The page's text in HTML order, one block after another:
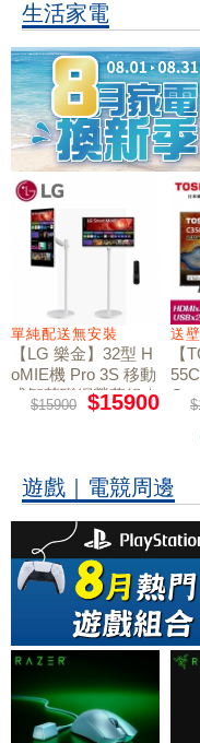
生活家電
禮
單純配送無安裝
【LG 樂金】32型 H
oMIE機 Pro 3S 移動
式智慧聯網螢幕組｜
單純配送
$15900 $15900
送
【
器
+
遊戲｜電競周邊